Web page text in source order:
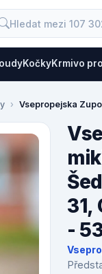
KočkyKrmivo
Vsepropejska
31,
-